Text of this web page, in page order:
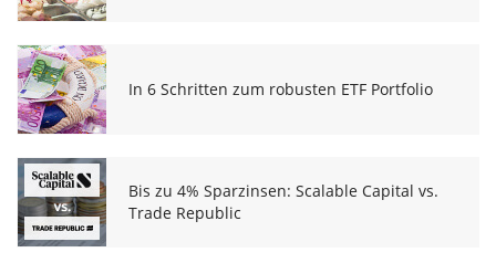
In 6 Schritten zum robusten ETF Portfolio
Bis zu 4% Sparzinsen: Scalable Capital vs.
Trade Republic